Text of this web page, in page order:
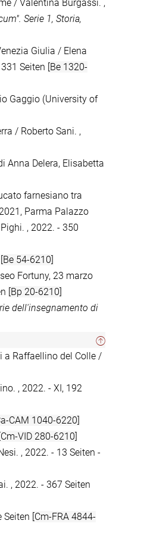
/ Valentina Burgassi. ,
Serie 1, Storia,
Giulia / Elena
Seiten [Be 1320-
Gaggio (University of
/ Roberto Sani. ,
Anna Delera, Elisabetta
farnesiano tra
Parma Palazzo
, 2022. - 350
[Be 54-6210]
Fortuny, 23 marzo
[Bp 20-6210]
dell'insegnamento di
a Raffaellino del Colle /
, 2022. - XI, 192
CAM 1040-6220]
[Cm-VID 280-6210]
, 2022. - 13 Seiten -
, 2022. - 367 Seiten
Seiten [Cm-FRA 4844-